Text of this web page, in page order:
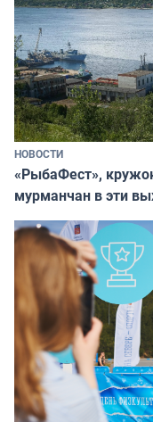
НОВОСТИ
«РыбаФест»,
мурманчан в эти